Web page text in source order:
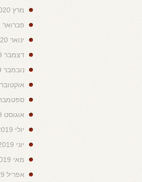
מרץ 2020
פברואר 2020
ינואר 2020
דצמבר 2019
נובמבר 2019
אוקטובר 2019
ספטמבר
אוגוסט 2019
יולי 2019
יוני 2019
מאי 2019
אפריל 2019